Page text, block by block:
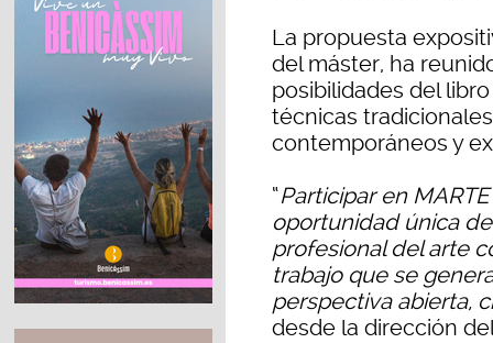
La propuesta
del máster, ha
posibilidades del
técnicas
contemporáneos y
“Participar en
oportunidad única
profesional del arte
trabajo que se
perspectiva abierta,
desde la dirección